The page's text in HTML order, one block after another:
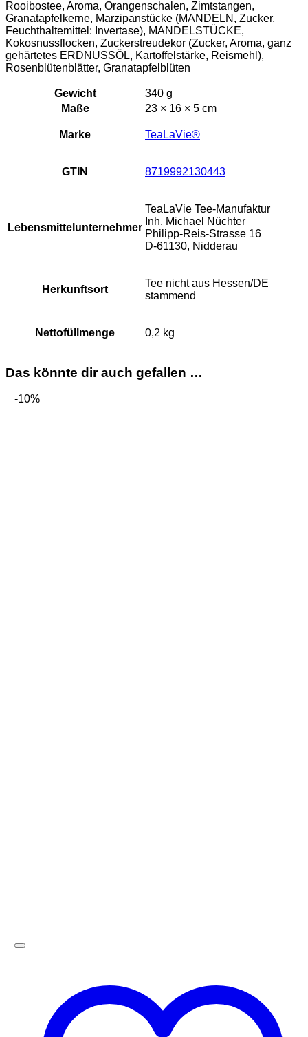
Rooibostee, Aroma, Orangenschalen, Zimtstangen,
Granatapfelkerne, Marzipanstücke (MANDELN, Zucker,
Feuchthaltemittel: Invertase), MANDELSTÜCKE,
Kokosnussflocken, Zuckerstreudekor (Zucker, Aroma, ganz
gehärtetes ERDNUSSÖL, Kartoffelstärke, Reismehl),
Rosenblütenblätter, Granatapfelblüten
Gewicht
340 g
Maße
23 × 16 × 5 cm
Marke TeaLaVie®
GTIN 8719992130443
Lebensmittelunternehmer
TeaLaVie Tee-Manufaktur
Inh. Michael Nüchter
Philipp-Reis-Strasse 16
D-61130, Nidderau
Herkunftsort
Tee nicht aus Hessen/DE
stammend
Nettofüllmenge 0,2 kg
Das könnte dir auch gefallen …
-10%